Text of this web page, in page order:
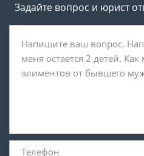
Задайте вопрос и юрист